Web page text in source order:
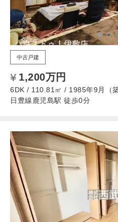
中古戸建
1,200万円
6DK / 110.81㎡ / 1985年9月（築
日豊線鹿児島駅 徒歩0分